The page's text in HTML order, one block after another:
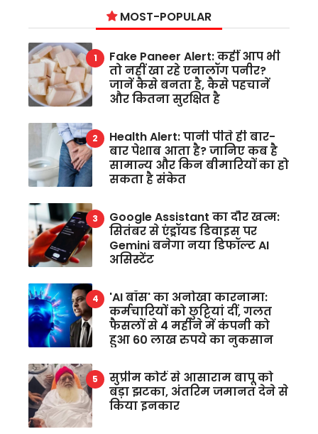
MOST-POPULAR
Fake Paneer Alert: कहीं आप भी
तो नहीं खा रहे एनालॉग पनीर?
जानें कैसे बनता है, कैसे पहचानें
और कितना सुरक्षित है
Health Alert: पानी पीते ही बार-
बार पेशाब आता है? जानिए कब है
सामान्य और किन बीमारियों का हो
सकता है संकेत
Google Assistant का दौर खत्म:
सितंबर से एंड्रॉयड डिवाइस पर
Gemini बनेगा नया डिफॉल्ट AI
असिस्टेंट
'AI बॉस' का अनोखा कारनामा:
कर्मचारियों को छुट्टियां दीं, गलत
फैसलों से 4 महीने में कंपनी को
हुआ 60 लाख रुपये का नुकसान
सुप्रीम कोर्ट से आसाराम बापू को
बड़ा झटका, अंतरिम जमानत देने से
किया इनकार